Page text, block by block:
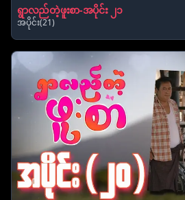
ရွာလည်တဲ့ဖူးစာ-အပိုင်း ၂၁
အပိုင်း(21)